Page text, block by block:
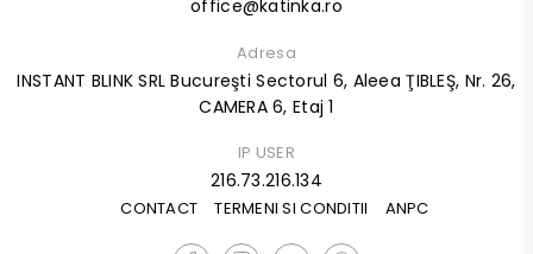
office@katinka.ro
Adresa
INSTANT BLINK SRL Bucureşti Sectorul 6, Aleea ŢIBLEŞ, Nr. 26,
CAMERA 6, Etaj 1
IP USER
216.73.216.134
CONTACT TERMENI SI CONDITII ANPC